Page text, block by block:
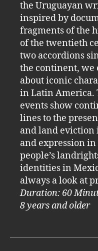
the Uruguayan
inspired by
fragments of the
of the twentieth
two accordions
the continent, we
about iconic
in Latin America.
events show
lines to the
and land
and expression
people’s
identities in
always a look at
Duration: 60
8 years and older